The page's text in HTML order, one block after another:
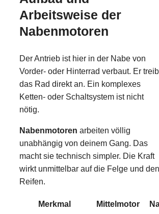
Arbeitsweise der
Nabenmotoren
Der Antrieb ist hier in der Nabe von
Vorder- oder Hinterrad verbaut. Er
das Rad direkt an. Ein komplexes
Ketten- oder Schaltsystem ist nicht
nötig.
Nabenmotoren arbeiten völlig
unabhängig von deinem Gang. Das
macht sie technisch simpler. Die Kraft
wirkt unmittelbar auf die Felge und den
Reifen.
Merkmal Mittelmotor